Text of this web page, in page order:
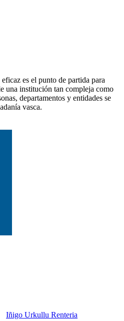
es el punto de partida para
una institución tan compleja como
departamentos y entidades se
vasca.
Iñigo Urkullu Renteria